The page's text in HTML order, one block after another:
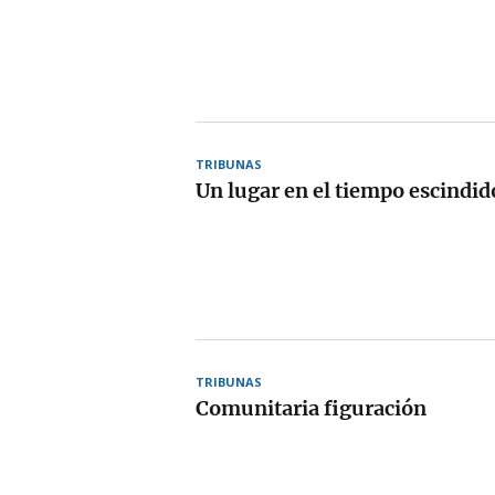
TRIBUNAS
Un lugar en el tiempo
TRIBUNAS
Comunitaria figuración